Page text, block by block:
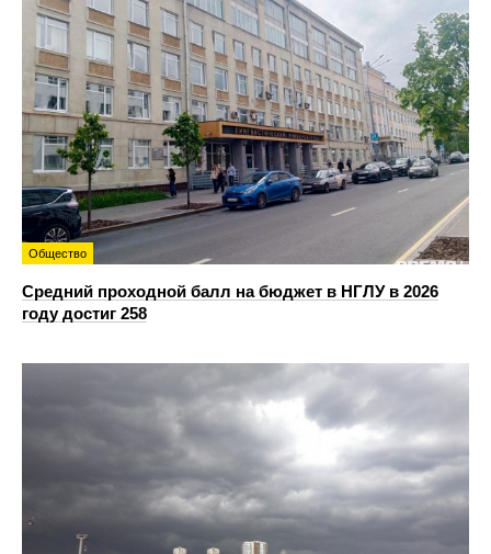
Общество
Средний проходной балл на бюджет в НГЛУ в 2026
году достиг 258